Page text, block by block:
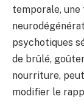
temporale, une
psychotiques
de brûlé,
nourriture,
modifier le